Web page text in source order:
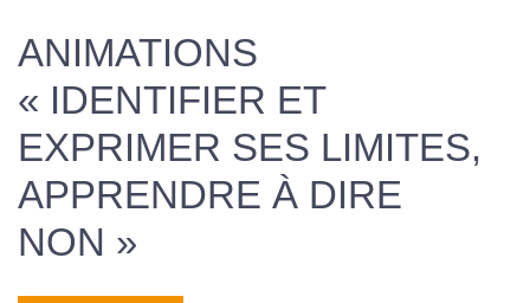
ANIMATIONS
« IDENTIFIER ET
EXPRIMER SES LIMITES,
APPRENDRE À DIRE
NON »